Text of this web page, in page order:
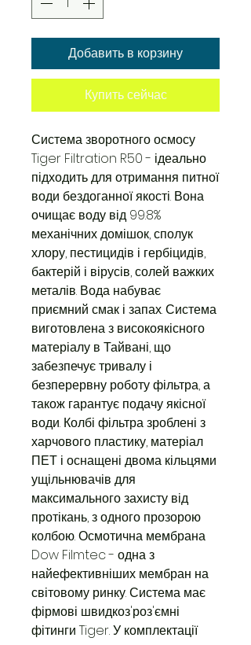
Добавить в корзину
Купить сейчас
Система зворотного осмосу
Tiger Filtration R50 - ідеально
підходить для отримання питної
води бездоганної якості. Вона
очищає воду від 99.8%
механічних домішок, сполук
хлору, пестицидів і гербіцидів,
бактерій і вірусів, солей важких
металів. Вода набуває
приємний смак і запах. Система
виготовлена з високоякісного
матеріалу в Тайвані, що
забезпечує тривалу і
безперервну роботу фільтра, а
також гарантує подачу якісної
води. Колбі фільтра зроблені з
харчового пластику, матеріал
ПЕТ і оснащені двома кільцями
ущільнювачів для
максимального захисту від
протікань, з одного прозорою
колбою. Осмотична мембрана
Dow Filmtec - одна з
найефективніших мембран на
світовому ринку. Система має
фірмові швидкоз'роз'ємні
фітинги Tiger. У комплектації